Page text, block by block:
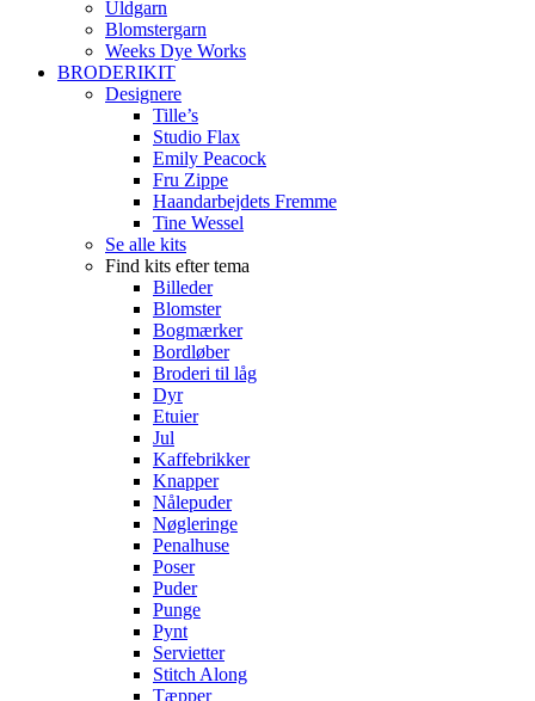
Uldgarn
Blomstergarn
Weeks Dye Works
BRODERIKIT
Designere
Tille’s
Studio Flax
Emily Peacock
Fru Zippe
Haandarbejdets Fremme
Tine Wessel
Se alle kits
Find kits efter tema
Billeder
Blomster
Bogmærker
Bordløber
Broderi til låg
Dyr
Etuier
Jul
Kaffebrikker
Knapper
Nålepuder
Nøgleringe
Penalhuse
Poser
Puder
Punge
Pynt
Servietter
Stitch Along
Tæpper